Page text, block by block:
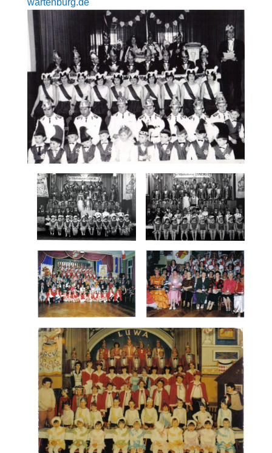
wartenburg.de